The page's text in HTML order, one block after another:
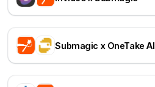
Submagic x OneTake AI